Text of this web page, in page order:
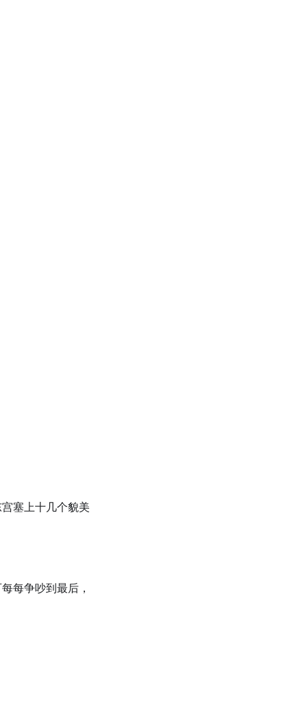
塞上十几个貌美
每争吵到最后，